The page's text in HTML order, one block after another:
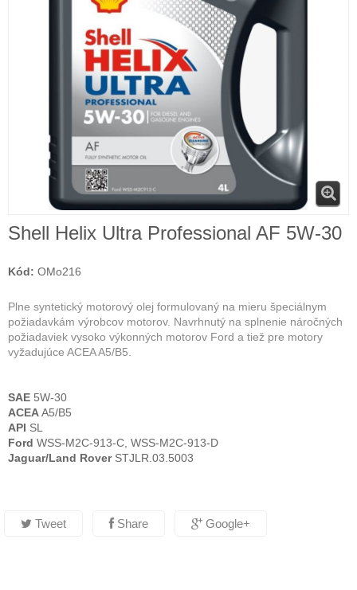
Shell Helix Ultra Professional AF 5W-30
Kód: OMo216
Plne syntetický motorový olej formulovaný na mieru špeciálnym
požiadavkám výrobcov motorov. Navrhnutý na splnenie náročných
požiadaviek vysoko výkonných motorov Ford a tiež pre motory
vyžadujúce ACEA A5/B5.
SAE 5W-30
ACEAA5/B5
API SL
Ford WSS-M2C-913-C, WSS-M2C-913-D
Jaguar/Land RoverSTJLR.03.5003
Tweet Share Google+